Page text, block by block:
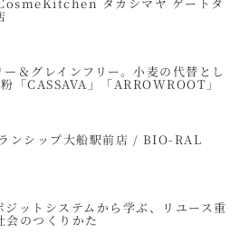
ー＆グレインフリー。小麦の代替とし
「CASSAVA」「ARROWROOT」
ンシップ大船駅前店 / BIO-RAL
ジットシステムから学ぶ、リユース重
会のつくりかた